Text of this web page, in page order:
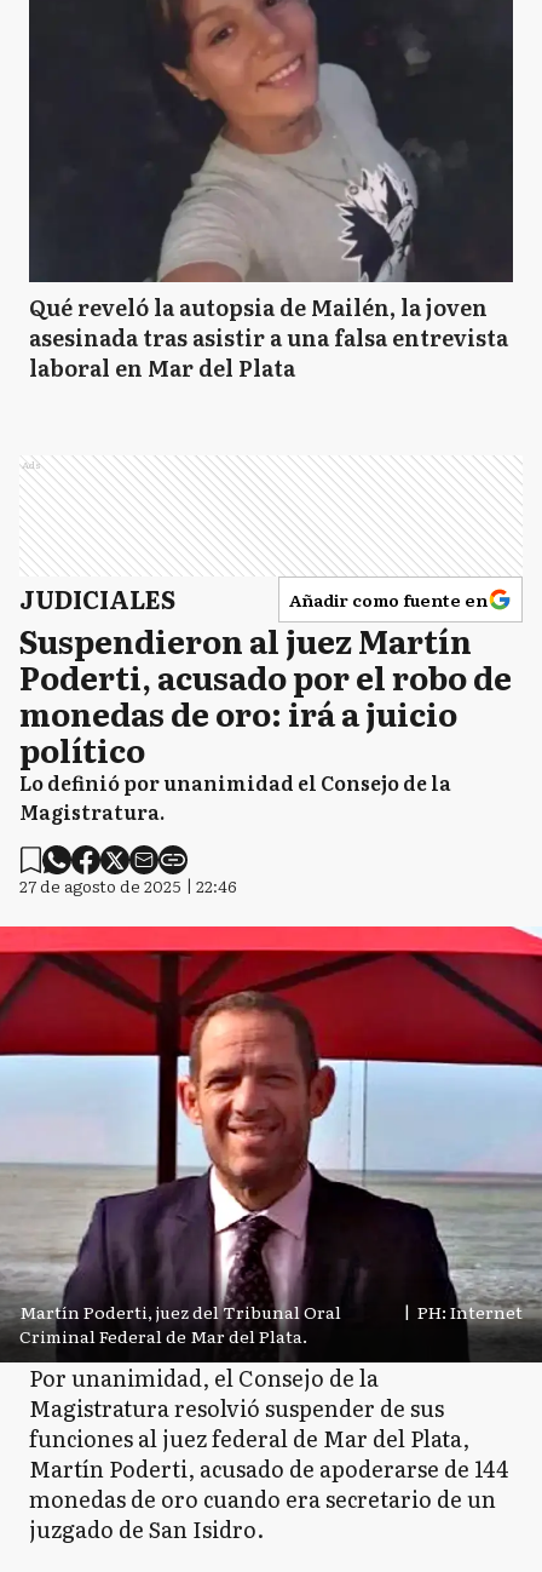
Qué reveló la autopsia de Mailén, la joven
asesinada tras asistir a una falsa entrevista
laboral en Mar del Plata
Ads
JUDICIALES Añadir como fuente en
Suspendieron al juez Martín
Poderti, acusado por el robo de
monedas de oro: irá a juicio
político
Lo definió por unanimidad el Consejo de la
Magistratura.
27 de agosto de 2025 | 22:46
Martín Poderti, juez del Tribunal Oral
Criminal Federal de Mar del Plata.
| PH: Internet
Por unanimidad, el Consejo de la
Magistratura resolvió suspender de sus
funciones al juez federal de Mar del Plata,
Martín Poderti, acusado de apoderarse de 144
monedas de oro cuando era secretario de un
juzgado de San Isidro.